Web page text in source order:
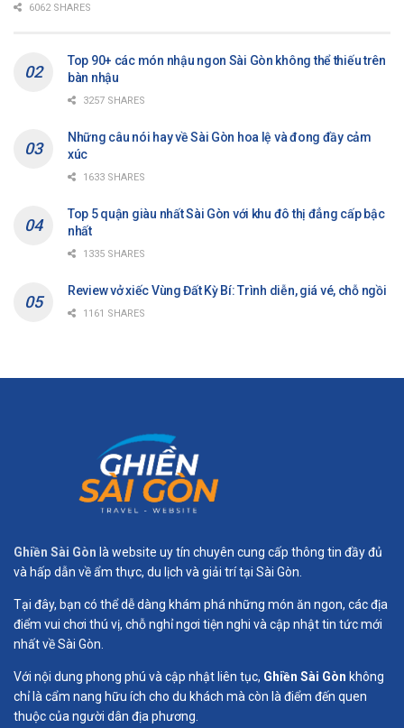
6062 SHARES
Top 90+ các món nhậu ngon Sài Gòn không thể thiếu trên
bàn nhậu
3257 SHARES
Những câu nói hay về Sài Gòn hoa lệ và đong đầy cảm
xúc
1633 SHARES
Top 5 quận giàu nhất Sài Gòn với khu đô thị đẳng cấp bậc
nhất
1335 SHARES
Review vở xiếc Vùng Đất Kỳ Bí: Trình diễn, giá vé, chỗ ngồi
1161 SHARES
Ghiền Sài Gòn là website uy tín chuyên cung cấp thông tin đầy đủ
và hấp dẫn về ẩm thực, du lịch và giải trí tại Sài Gòn.
Tại đây, bạn có thể dễ dàng khám phá những món ăn ngon, các địa
điểm vui chơi thú vị, chỗ nghỉ ngơi tiện nghi và cập nhật tin tức mới
nhất về Sài Gòn.
Với nội dung phong phú và cập nhật liên tục, Ghiền Sài Gòn không
chỉ là cẩm nang hữu ích cho du khách mà còn là điểm đến quen
thuộc của người dân địa phương.